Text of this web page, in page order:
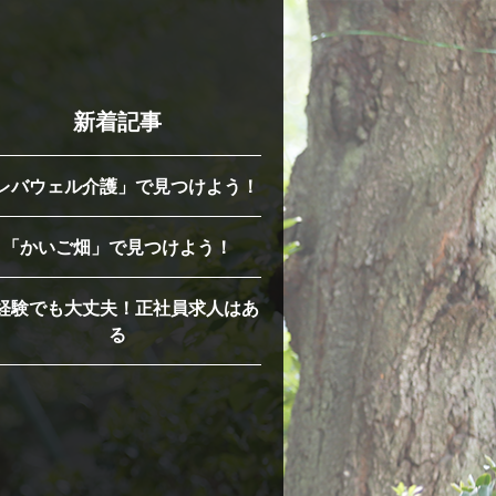
新着記事
バウェル介護」で見つけよう！
「かいご畑」で見つけよう！
験でも大丈夫！正社員求人はあ
る